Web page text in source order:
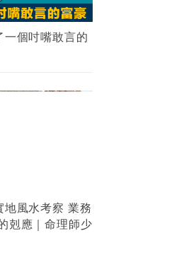
新關稅政策 打
」
清嗎？